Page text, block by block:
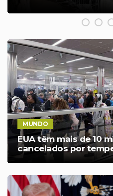
MUNDO
EUA têm mais de 10
cancelados por